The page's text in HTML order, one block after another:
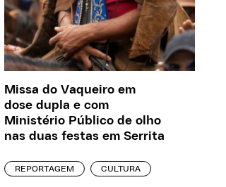
Missa do Vaqueiro em
dose dupla e com
Ministério Público de olho
nas duas festas em Serrita
REPORTAGEM CULTURA